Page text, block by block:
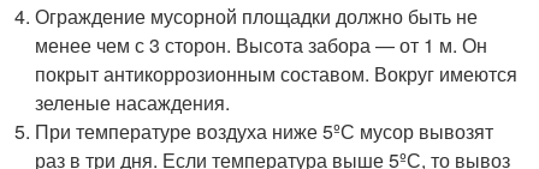
Ограждение мусорной площадки должно быть не
менее чем с 3 сторон. Высота забора — от 1 м. Он
покрыт антикоррозионным составом. Вокруг имеются
зеленые насаждения.
При температуре воздуха ниже 5ºС мусор вывозят
раз в три дня. Если температура выше 5ºС, то вывоз